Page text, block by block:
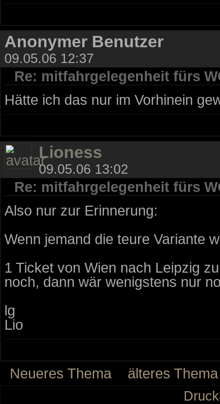
Anonymer Benutzer
09.05.06 12:37
Re: mitfahrgelegenheit fürs
Hätte ich das nur im Vorhinein
Lioness
09.05.06 13:02
Re: mitfahrgelegenheit fürs
Also nur zur Erinnerung:
Wenn jemand die teure Variante
1 Ticket von Wien nach Leipzig
noch, dann wär wenigstens nur
lg
Lio
Neueres Thema älteres Thema